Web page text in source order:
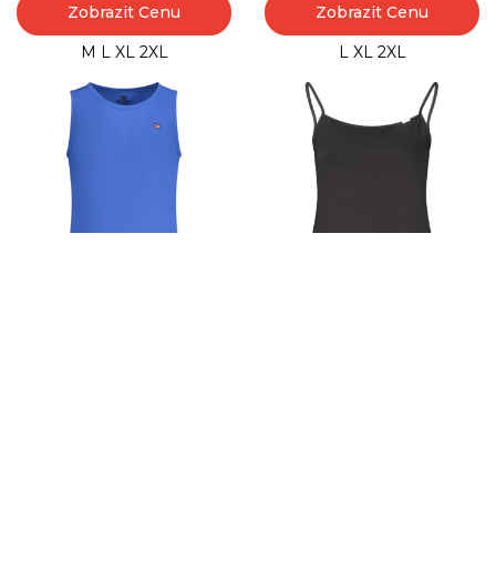
Zobrazit Cenu
M L XL 2XL
Zobrazit Cenu
L XL 2XL